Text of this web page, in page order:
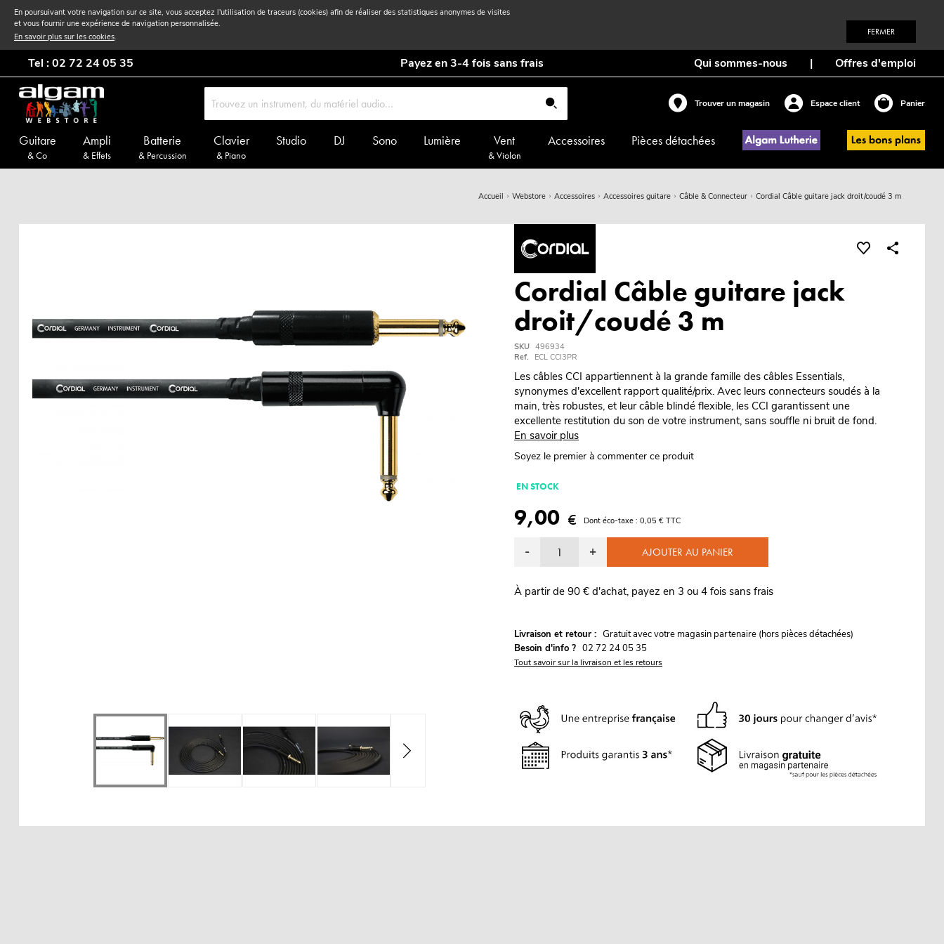
En poursuivant votre navigation sur ce site, vous acceptez l'utilisation de traceurs (cookies) afin de réaliser des statistiques anonymes de visites
et vous fournir une expérience de navigation personnalisée.
En savoir plus sur les cookies. FERMER
Tel : 02 72 24 05 35 Payez en 3-4 fois sans frais Qui sommes-nous | Offres d'emploi
Trouver un magasin Espace client Panier
Guitare
& Co
Ampli
& Effets
Batterie
& Percussion
Clavier
& Piano
Studio DJ Sono Lumière Vent
& Violon
Accessoires Pièces détachées
Accueil Webstore Accessoires Accessoires guitare Câble & Connecteur Cordial Câble guitare jack droit/coudé 3 m
Cordial Câble guitare jack
droit/coudé 3 m
SKU 496934
Ref.
ECL CCI3PR
Les câbles CCI appartiennent à la grande famille des câbles Essentials,
synonymes d'excellent rapport qualité/prix. Avec leurs connecteurs soudés à la
main, très robustes, et leur câble blindé flexible, les CCI garantissent une
excellente restitution du son de votre instrument, sans souffle ni bruit de fond.
En savoir plus
Soyez le premier à commenter ce produit
EN STOCK
9,00 € Dont éco-taxe : 0,05 € TTC
- + AJOUTER AU PANIER
À partir de 90 € d'achat, payez en 3 ou 4 fois sans frais
Livraison et retour : Gratuit avec votre magasin partenaire (hors pièces détachées)
Besoin d'info ? 02 72 24 05 35
Tout savoir sur la livraison et les retours